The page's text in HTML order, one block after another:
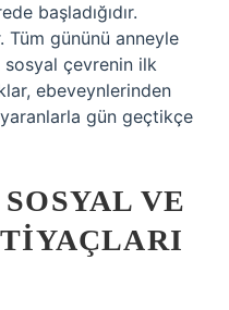
başladığıdır.
Tüm gününü anneyle
çevrenin ilk
ebeveynlerinden
gün geçtikçe
VE